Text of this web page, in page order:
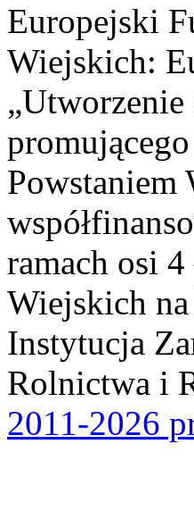
Europejski
Wiejskich:
ramach osi
Wiejskich
Instytucja
Rolnictwa i
2011-2026